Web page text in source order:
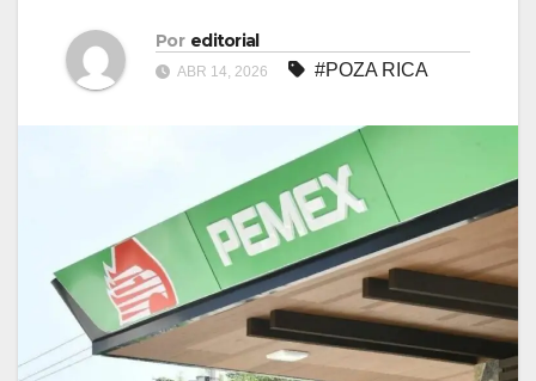
Por editorial
ABR 14, 2026 #POZA RICA